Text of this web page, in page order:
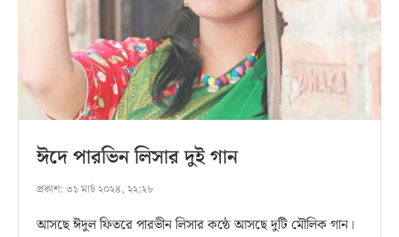
ঈদে পারভিন লিসার দুই গান
প্রকাশ: ৩১ মার্চ ২০২৪, ২২:২৮
আসছে ঈদুল ফিতরে পারভীন লিসার কন্ঠে আসছে দুটি মৌলিক গান।